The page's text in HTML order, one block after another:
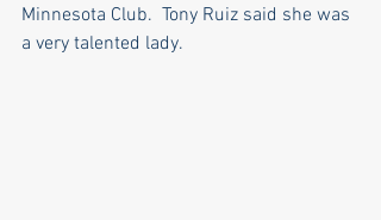
Minnesota Club.  Tony Ruiz said she was
a very talented lady.